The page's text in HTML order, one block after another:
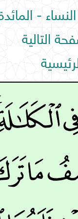
النساء -
التالية